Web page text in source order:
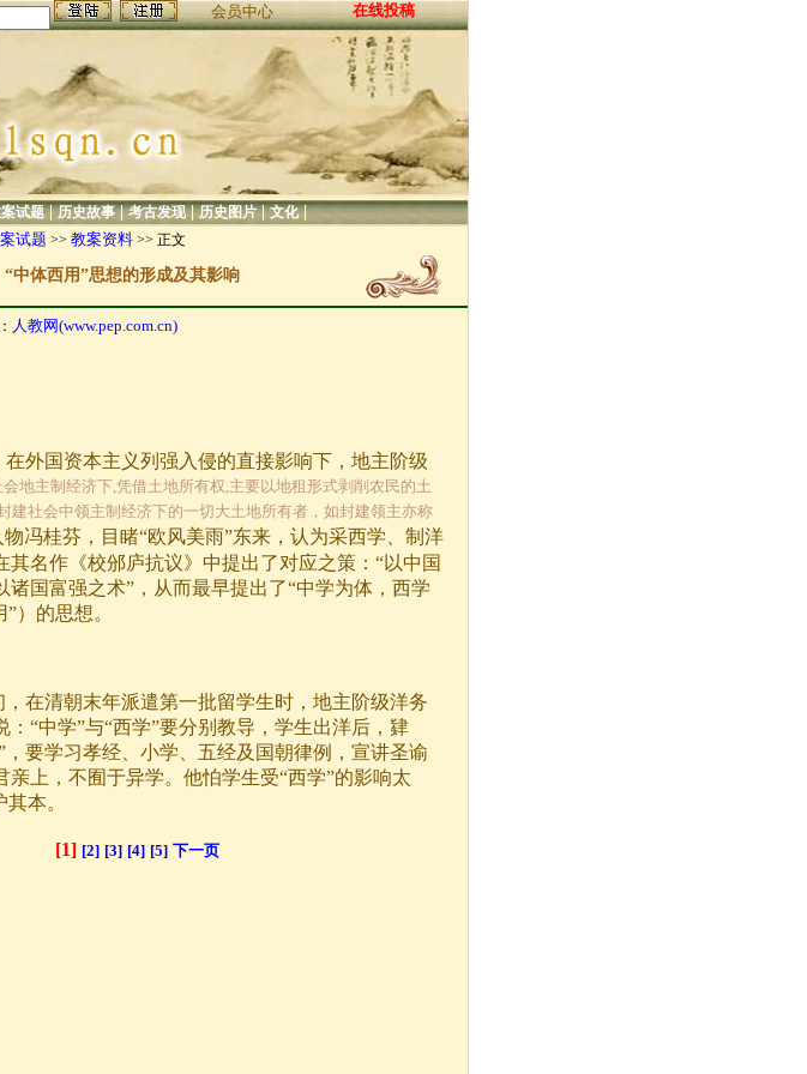
会员中心 在线投稿
试题|历史故事|考古发现|历史图片|文化|
试题 >> 教案资料>> 正文
“中体西用”思想的形成及其影响
人教网(www.pep.com.cn)
在外国资本主义列强入侵的直接影响下，地主阶级
地主制经济下,凭借土地所有权,主要以地租形式剥削农民的土
建社会中领主制经济下的一切大土地所有者，如封建领主亦称
物冯桂芬 ，目睹“欧风美雨”东来，认为采西学、制洋
其名作《校邠庐抗议》中提出了对应之策：“以中国
诸国富强之术”，从而最早提出了“中学为体，西学
）的思想。
，在清朝末年派遣第一批留学生时，地主阶级洋务
：“中学”与“西学”要分别教导，学生出洋后，肄
，要学习孝经、小学、五经及国朝律例，宣讲圣谕
亲上，不囿于异学。他怕学生受“西学”的影响太
本。
[1] [2] [3] [4] [5] 下一页